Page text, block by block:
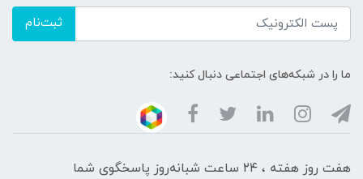
ثبت‌نام
ما را در شبکه‌های اجتماعی دنبال کنید:
هفت روز هفته ، ۲۴ ساعت شبانه‌روز پاسخگوی شما